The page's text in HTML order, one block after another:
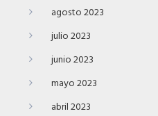
agosto 2023
julio 2023
junio 2023
mayo 2023
abril 2023